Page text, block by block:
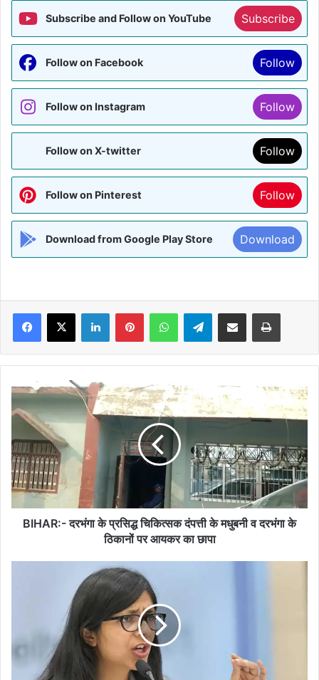
Subscribe and Follow on YouTube Subscribe
Follow on Facebook Follow
Follow on Instagram Follow
Follow on X-twitter Follow
Follow on Pinterest Follow
Download from Google Play Store Download
Facebook
X LinkedInPinterestWhatsAppTelegramShare via Email Print
BIHAR:-
के
चिकित्सक
दंपत्ती
के
मधुबनी
व
दरभंगाBIHAR:- दरभंगा के प्रसिद्ध चिकित्सक दंपत्ती के मधुबनी व दरभंगा के
ठिकानों पर आयकर का छापा
स्वाति